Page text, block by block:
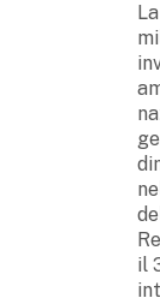
il